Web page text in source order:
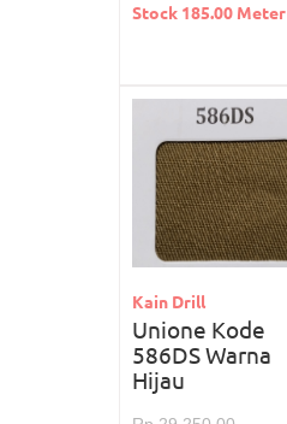
Stock 185.00 Meter
Kain Drill
Unione Kode
586DS Warna
Hijau